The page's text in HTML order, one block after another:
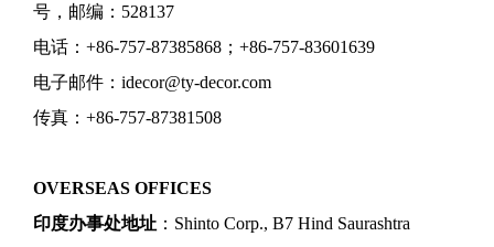
号，邮编：528137
电话：+86-757-87385868；+86-757-83601639
电子邮件：idecor@ty-decor.com
传真：+86-757-87381508
OVERSEAS OFFICES
印度办事处地址 ：Shinto Corp., B7 Hind Saurashtra